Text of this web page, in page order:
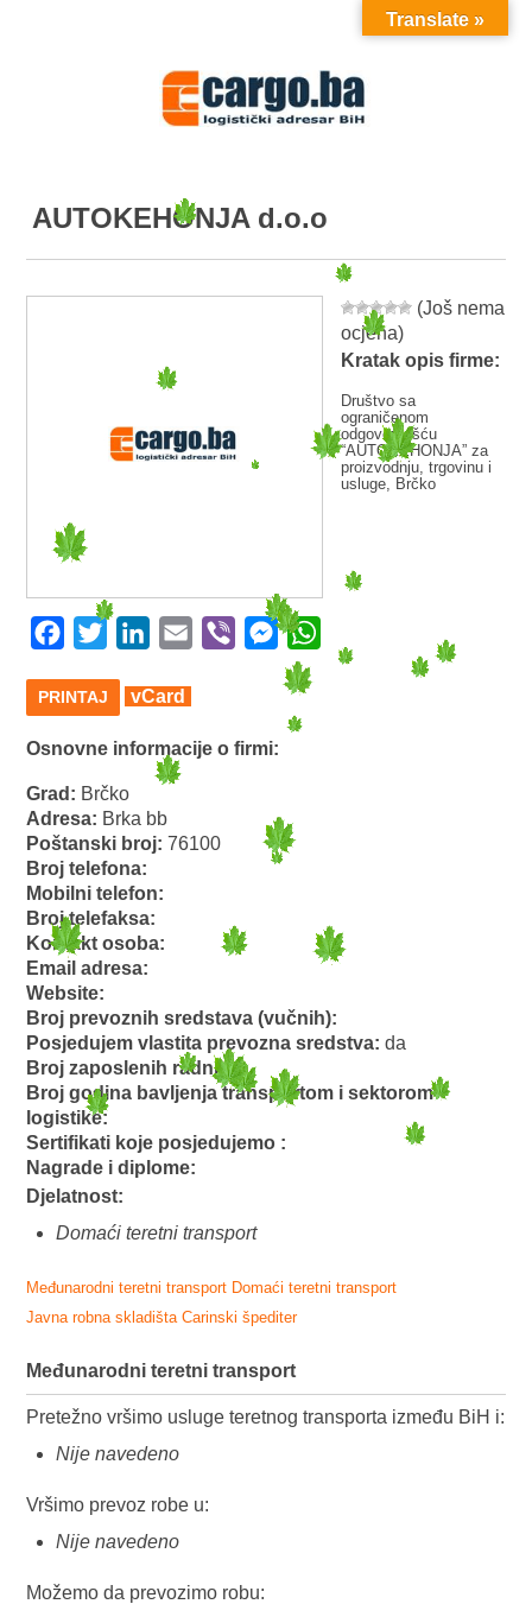
MENU
AUTOKEHONJA d.o.o
(Još nema
ocjena)
Kratak opis firme:
Društvo sa
ograničenom
odgovornošću
“AUTOKEHONJA” za
proizvodnju, trgovinu i
usluge, Brčko
Facebook
Twitter LinkedIn
Email ViberMessenger
PRINTAJ vCard
Osnovne informacije o firmi:
Grad: Brčko
Adresa: Brka bb
Poštanski broj:76100
Broj telefona:
Mobilni telefon:
Broj telefaksa:
Kontakt osoba:
Email adresa:
Website:
Broj prevoznih sredstava (vučnih):
Posjedujem vlastita prevozna sredstva:da
Broj zaposlenih radnika:
Broj godina bavljenja transportom i sektorom
logistike:
Sertifikati koje posjedujemo :
Nagrade i diplome:
Djelatnost:
Domaći teretni transport
Međunarodni teretni transport Domaći teretni transport
Javna robna skladišta Carinski špediter
Međunarodni teretni transport
Pretežno vršimo usluge teretnog transporta između BiH i:
Nije navedeno
Vršimo prevoz robe u:
Nije navedeno
Možemo da prevozimo robu:
Translate »